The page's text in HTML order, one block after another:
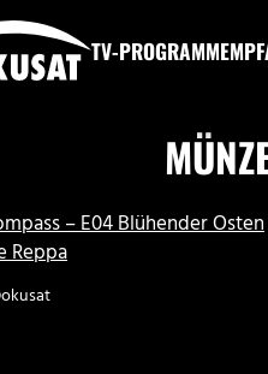
TV-PROGRAMM
– E04 Blühender Osten
Reppa